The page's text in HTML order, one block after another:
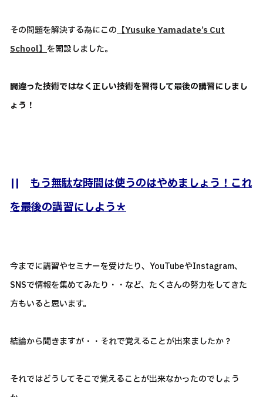
その問題を解決する為にこの 【Yusuke Yamadate’s Cut
School】 を開設しました。
間違った技術ではなく正しい技術を習得して最後の講習にしまし
ょう！
|| もう無駄な時間は使うのはやめましょう！これ
を最後の講習にしよう＊
今までに講習やセミナーを受けたり、YouTubeやInstagram、
SNSで情報を集めてみたり・・など、たくさんの努力をしてきた
方もいると思います。
結論から聞きますが・・それで覚えることが出来ましたか？
それではどうしてそこで覚えることが出来なかったのでしょう